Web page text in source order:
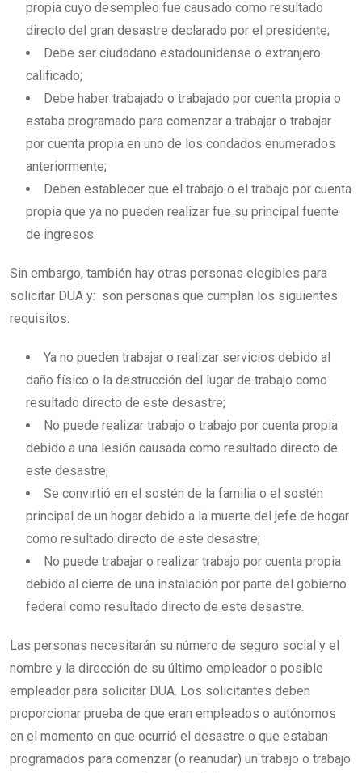
propia cuyo desempleo fue causado como resultado
directo del gran desastre declarado por el presidente;
Debe ser ciudadano estadounidense o extranjero
calificado;
Debe haber trabajado o trabajado por cuenta propia o
estaba programado para comenzar a trabajar o trabajar
por cuenta propia en uno de los condados enumerados
anteriormente;
Deben establecer que el trabajo o el trabajo por cuenta
propia que ya no pueden realizar fue su principal fuente
de ingresos.
Sin embargo, también hay otras personas elegibles para
solicitar DUA y: son personas que cumplan los siguientes
requisitos:
Ya no pueden trabajar o realizar servicios debido al
daño físico o la destrucción del lugar de trabajo como
resultado directo de este desastre;
No puede realizar trabajo o trabajo por cuenta propia
debido a una lesión causada como resultado directo de
este desastre;
Se convirtió en el sostén de la familia o el sostén
principal de un hogar debido a la muerte del jefe de hogar
como resultado directo de este desastre;
No puede trabajar o realizar trabajo por cuenta propia
debido al cierre de una instalación por parte del gobierno
federal como resultado directo de este desastre.
Las personas necesitarán su número de seguro social y el
nombre y la dirección de su último empleador o posible
empleador para solicitar DUA. Los solicitantes deben
proporcionar prueba de que eran empleados o autónomos
en el momento en que ocurrió el desastre o que estaban
programados para comenzar (o reanudar) un trabajo o trabajo